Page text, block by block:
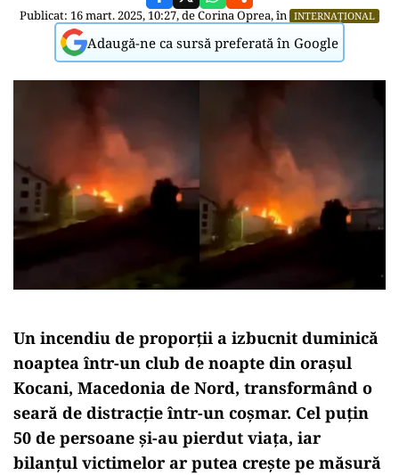
Publicat: 16 mart. 2025, 10:27, deCorina Oprea, în INTERNAȚIONAL
Adaugă-ne ca sursă preferată în Google
Un incendiu de proporții a izbucnit duminică
noaptea într-un club de noapte din orașul
Kocani, Macedonia de Nord, transformând o
seară de distracție într-un coșmar. Cel puțin
50 de persoane și-au pierdut viața, iar
bilanțul victimelor ar putea crește pe măsură